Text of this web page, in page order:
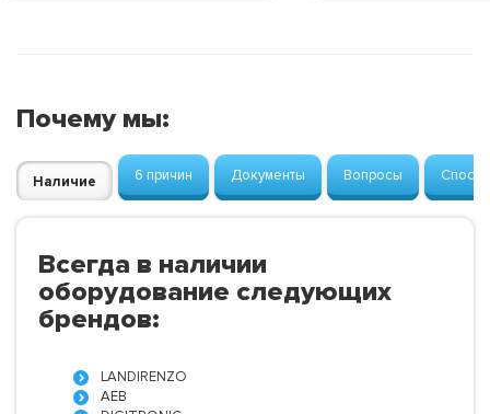
Почему мы:
Наличие 6 причин Документы Вопросы
Всегда в наличии
оборудование следующих
брендов:
LANDIRENZO
AEB